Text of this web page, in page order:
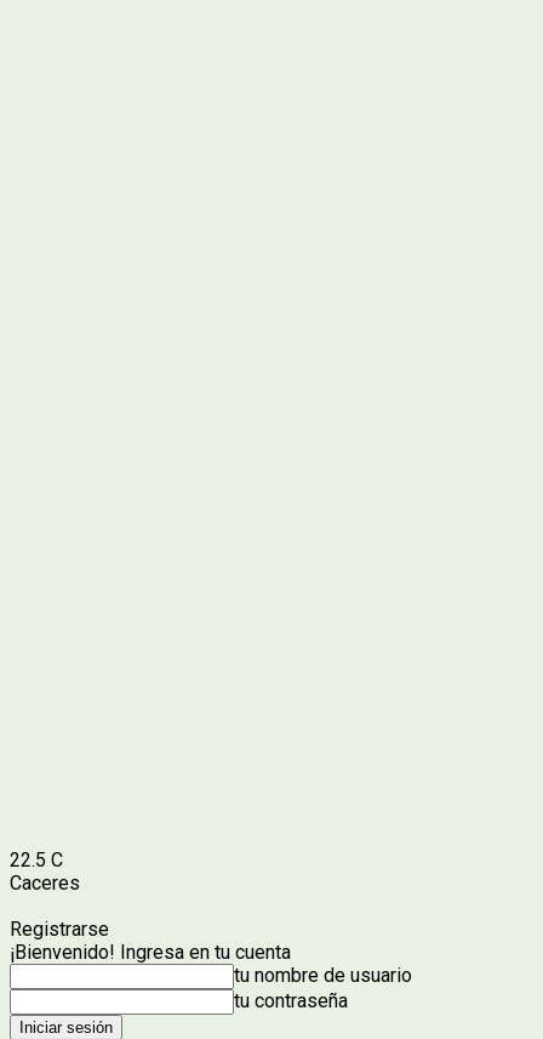
22.5 C
Caceres
Registrarse
¡Bienvenido! Ingresa en tu cuenta
tu nombre de usuario
tu contraseña